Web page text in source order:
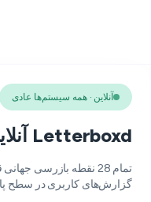
آنلاین · همه سیستم‌ها عادی
Letterboxd آنلاین است
تمام 28 نقطه بازرسی
گزارش‌های کاربری در سطح